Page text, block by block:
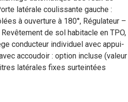
latérale coulissante gauche :
à ouverture à 180°, Régulateur –
de sol habitacle en TPO,
conducteur individuel avec appui-
accoudoir : option incluse (valeur
latérales fixes surteintées